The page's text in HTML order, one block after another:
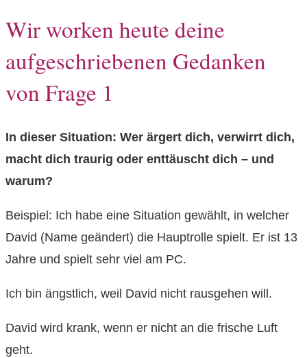
Wir worken heute deine
aufgeschriebenen Gedanken
von Frage 1
In dieser Situation: Wer ärgert dich, verwirrt dich,
macht dich traurig oder enttäuscht dich – und
warum?
Beispiel: Ich habe eine Situation gewählt, in welcher
David (Name geändert) die Hauptrolle spielt. Er ist 13
Jahre und spielt sehr viel am PC.
Ich bin ängstlich, weil David nicht rausgehen will.
David wird krank, wenn er nicht an die frische Luft
geht.